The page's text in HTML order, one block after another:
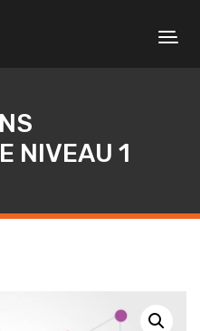
NIVEAU 1